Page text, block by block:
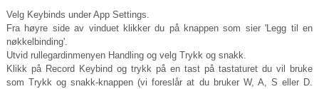
Velg Keybinds under App Settings.
Fra høyre side av vinduet klikker du på knappen som sier 'Legg til en
nøkkelbinding'.
Utvid rullegardinmenyen Handling og velg Trykk og snakk.
Klikk på Record Keybind og trykk på en tast på tastaturet du vil bruke
som Trykk og snakk-knappen (vi foreslår at du bruker W, A, S eller D.